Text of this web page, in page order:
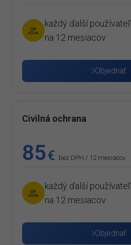
každý ďalší používateľ
na 12 mesiacov
Objednať
Civilná ochrana
85€ bez DPH / 12 mesiacov
každý ďalší používateľ
na 12 mesiacov
Objednať